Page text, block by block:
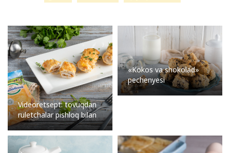
Videoretsept: tovuqdan
ruletchalar pishloq bilan
«Kokos va shokolad»
pechenyesi